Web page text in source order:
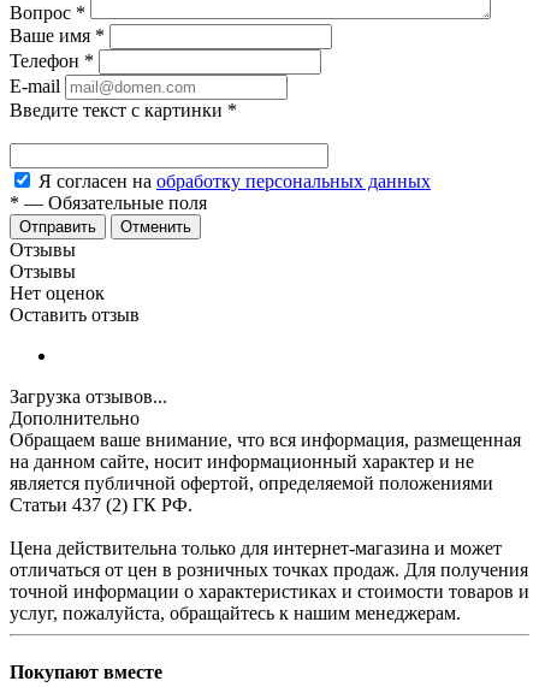
Вопрос *
Ваше имя *
Телефон *
E-mail
Введите текст с картинки *
Я согласен на обработку персональных данных
* — Обязательные поля
Отменить
Отзывы
Отзывы
Нет оценок
Оставить отзыв
Загрузка отзывов...
Дополнительно
Обращаем ваше внимание, что вся информация, размещенная
на данном сайте, носит информационный характер и не
является публичной офертой, определяемой положениями
Статьи 437 (2) ГК РФ.
Цена действительна только для интернет-магазина и может
отличаться от цен в розничных точках продаж. Для получения
точной информации о характеристиках и стоимости товаров и
услуг, пожалуйста, обращайтесь к нашим менеджерам.
Покупают вместе